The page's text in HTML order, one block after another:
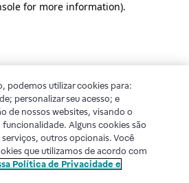
for more information).
podemos utilizar cookies para:
personalizar seu acesso; e
de nossos websites, visando o
Alguns cookies são
serviços, outros opcionais. Você
que utilizamos de acordo com
Política de Privacidade e